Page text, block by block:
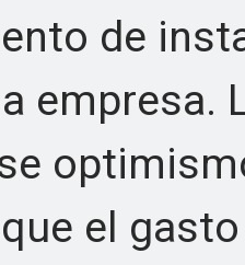
de
empresa.
el